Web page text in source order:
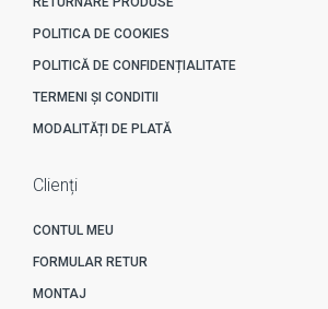
POLITICA DE COOKIES
POLITICĂ DE CONFIDENȚIALITATE
TERMENI ȘI CONDITII
MODALITĂȚI DE PLATĂ
Clienți
CONTUL MEU
FORMULAR RETUR
MONTAJ